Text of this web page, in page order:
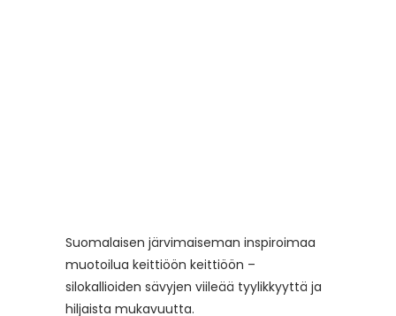
Suomalaisen järvimaiseman inspiroimaa
muotoilua keittiöön keittiöön –
silokallioiden sävyjen viileää tyylikkyyttä ja
hiljaista mukavuutta.